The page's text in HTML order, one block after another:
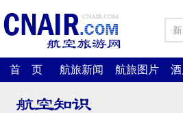
首 页 航旅新闻 航旅图片